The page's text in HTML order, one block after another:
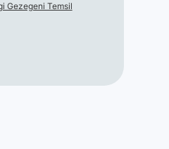
Gezegeni Temsil